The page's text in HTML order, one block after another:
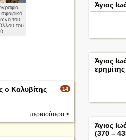
του
του
Άγιος
Άγιος
ερημίτης
14
ο Καλυβίτης
περισσότερα >
Άγιος
(370 –